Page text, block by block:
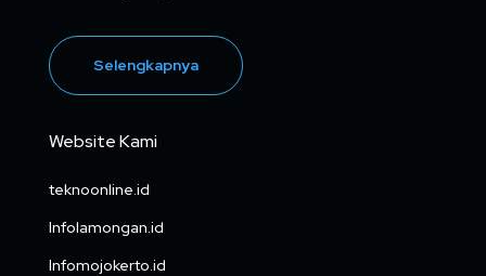
Selengkapnya
Website Kami
teknoonline.id
Infolamongan.id
Infomojokerto.id